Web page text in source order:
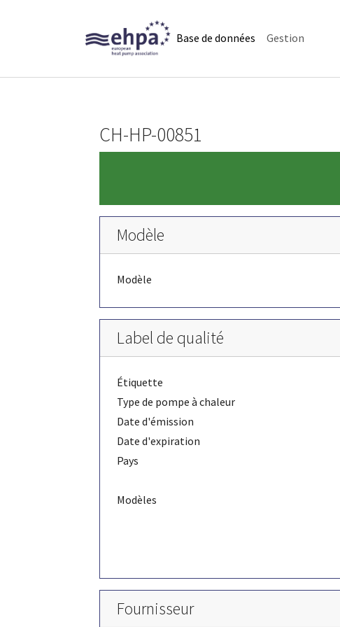
Base de données(current)
Gestion
CH-HP-00851
Modèle
Modèle
Label de qualité
Étiquette
Type de pompe à chaleur
Date d'émission
Date d'expiration
Pays
Modèles
Fournisseur